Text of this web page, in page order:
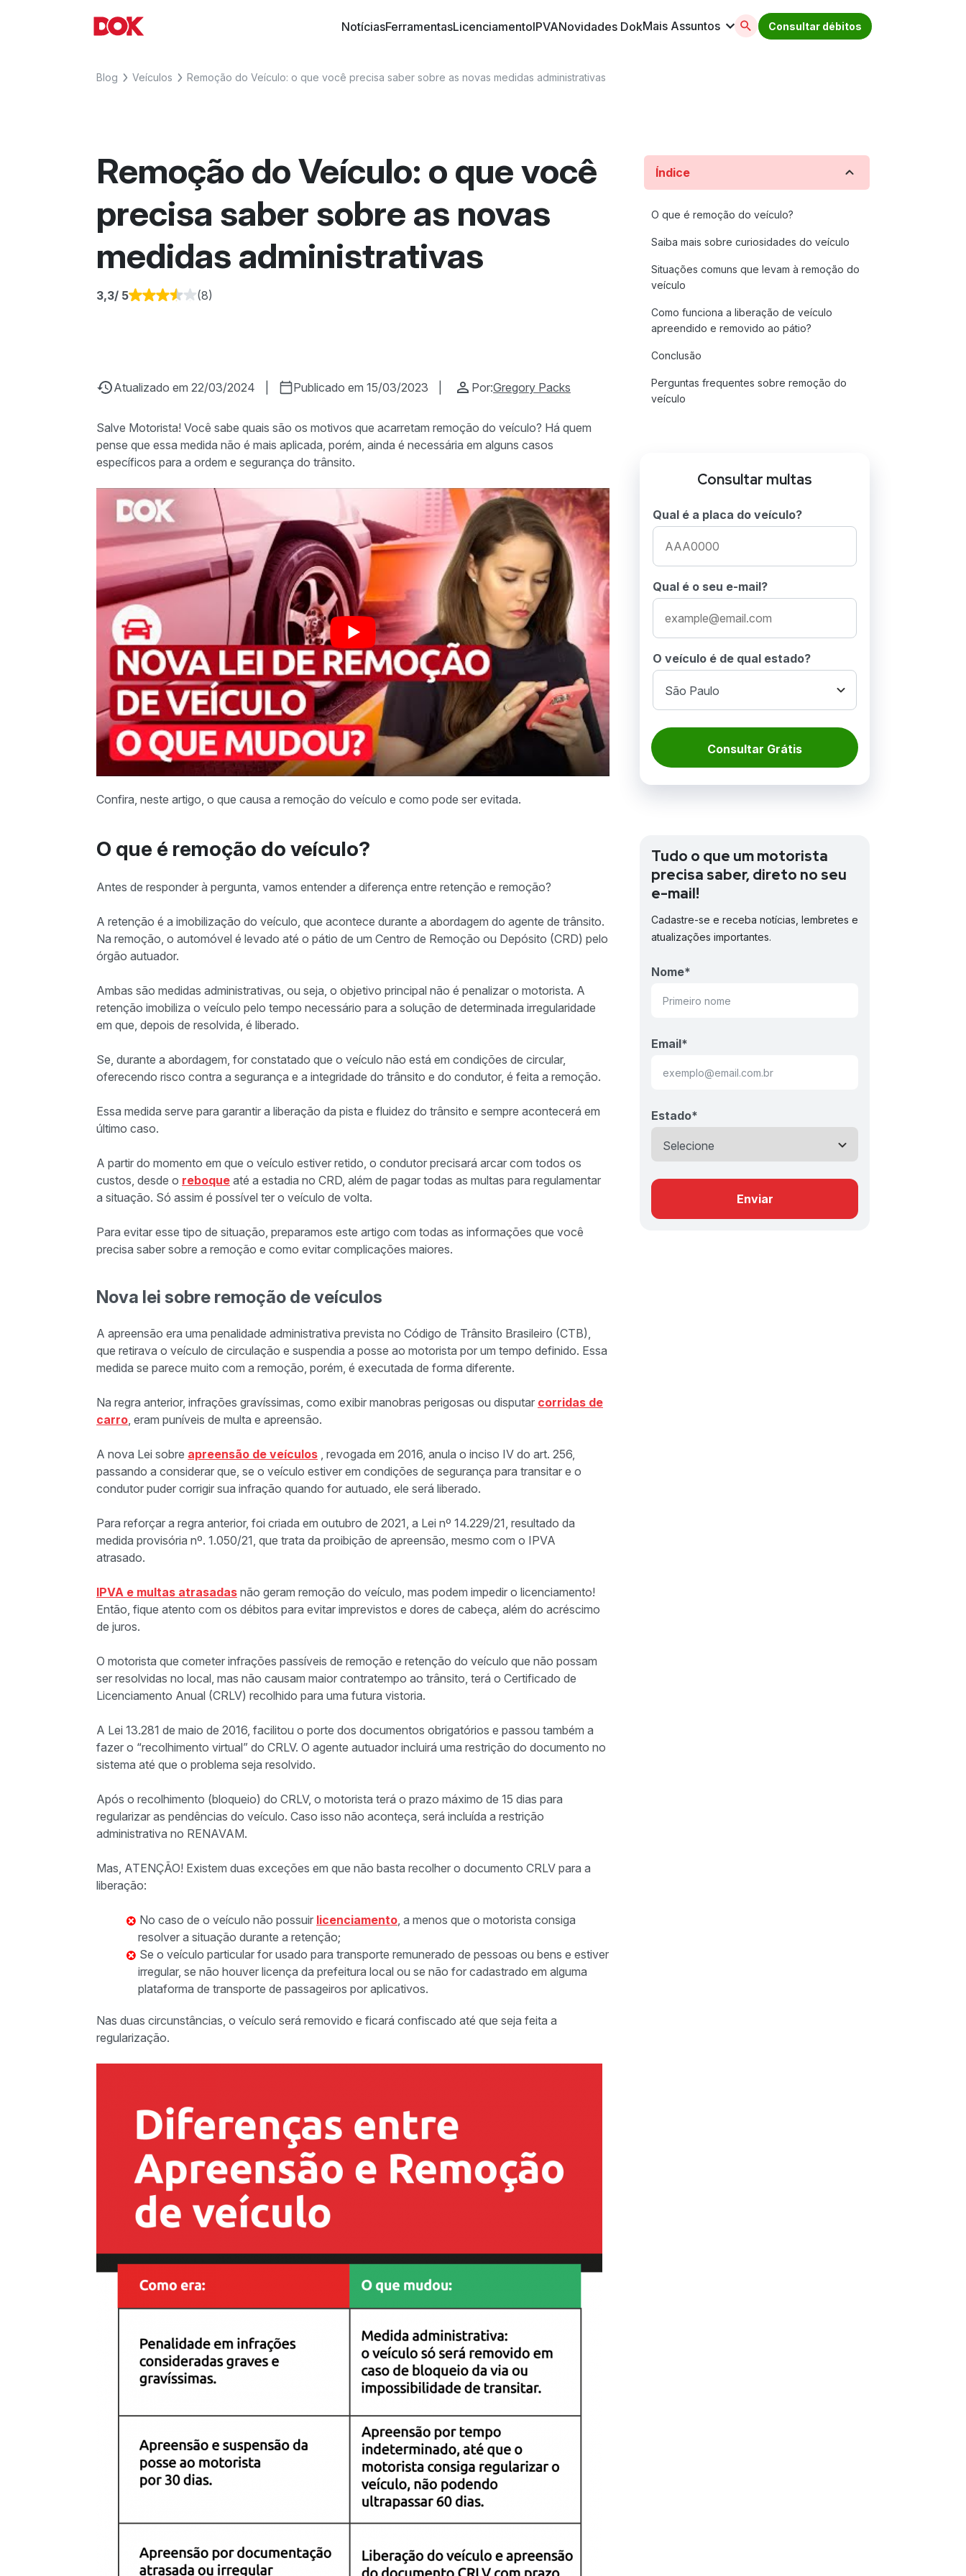
Acesse o Blog e conheça todos os nossos artigos | DOK Despachante
Fique por dentro de artigos sobre o trânsito brasileiro! Conheça informações sobre licenciamento, ipva, multas e muito mais. Acesse
NotíciasFerramentasLicenciamentoIPVANovidades DokMais Assuntos Consultar débitos
Blog Veículos Remoção do Veículo: o que você precisa saber sobre as novas medidas administrativas
Remoção do Veículo: o que você
precisa saber sobre as novas
medidas administrativas
3,3/ 5 (8)
Atualizado em 22/03/2024 Publicado em 15/03/2023 Por:Gregory Packs
Salve Motorista! Você sabe quais são os motivos que acarretam remoção do veículo? Há quem
pense que essa medida não é mais aplicada, porém, ainda é necessária em alguns casos
específicos para a ordem e segurança do trânsito.
Confira, neste artigo, o que causa a remoção do veículo e como pode ser evitada.
O que é remoção do veículo?
Antes de responder à pergunta, vamos entender a diferença entre retenção e remoção?
A retenção é a imobilização do veículo, que acontece durante a abordagem do agente de trânsito.
Na remoção, o automóvel é levado até o pátio de um Centro de Remoção ou Depósito (CRD) pelo
órgão autuador.
Ambas são medidas administrativas, ou seja, o objetivo principal não é penalizar o motorista. A
retenção imobiliza o veículo pelo tempo necessário para a solução de determinada irregularidade
em que, depois de resolvida, é liberado.
Se, durante a abordagem, for constatado que o veículo não está em condições de circular,
oferecendo risco contra a segurança e a integridade do trânsito e do condutor, é feita a remoção.
Essa medida serve para garantir a liberação da pista e fluidez do trânsito e sempre acontecerá em
último caso.
A partir do momento em que o veículo estiver retido, o condutor precisará arcar com todos os
custos, desde o reboque até a estadia no CRD, além de pagar todas as multas para regulamentar
a situação. Só assim é possível ter o veículo de volta.
Para evitar esse tipo de situação, preparamos este artigo com todas as informações que você
precisa saber sobre a remoção e como evitar complicações maiores.
Nova lei sobre remoção de veículos
A apreensão era uma penalidade administrativa prevista no Código de Trânsito Brasileiro (CTB),
que retirava o veículo de circulação e suspendia a posse ao motorista por um tempo definido. Essa
medida se parece muito com a remoção, porém, é executada de forma diferente.
Na regra anterior, infrações gravíssimas, como exibir manobras perigosas ou disputar corridas de
carro, eram puníveis de multa e apreensão.
A nova Lei sobre apreensão de veículos , revogada em 2016, anula o inciso IV do art. 256,
passando a considerar que, se o veículo estiver em condições de segurança para transitar e o
condutor puder corrigir sua infração quando for autuado, ele será liberado.
Para reforçar a regra anterior, foi criada em outubro de 2021, a Lei nº 14.229/21, resultado da
medida provisória nº. 1.050/21, que trata da proibição de apreensão, mesmo com o IPVA
atrasado.
IPVA e multas atrasadas não geram remoção do veículo, mas podem impedir o licenciamento!
Então, fique atento com os débitos para evitar imprevistos e dores de cabeça, além do acréscimo
de juros.
O motorista que cometer infrações passíveis de remoção e retenção do veículo que não possam
ser resolvidas no local, mas não causam maior contratempo ao trânsito, terá o Certificado de
Licenciamento Anual (CRLV) recolhido para uma futura vistoria.
A Lei 13.281 de maio de 2016, facilitou o porte dos documentos obrigatórios e passou também a
fazer o “recolhimento virtual” do CRLV. O agente autuador incluirá uma restrição do documento no
sistema até que o problema seja resolvido.
Após o recolhimento (bloqueio) do CRLV, o motorista terá o prazo máximo de 15 dias para
regularizar as pendências do veículo. Caso isso não aconteça, será incluída a restrição
administrativa no RENAVAM.
Mas, ATENÇÃO! Existem duas exceções em que não basta recolher o documento CRLV para a
liberação:
No caso de o veículo não possuir licenciamento, a menos que o motorista consiga
resolver a situação durante a retenção;
Se o veículo particular for usado para transporte remunerado de pessoas ou bens e estiver
irregular, se não houver licença da prefeitura local ou se não for cadastrado em alguma
plataforma de transporte de passageiros por aplicativos.
Nas duas circunstâncias, o veículo será removido e ficará confiscado até que seja feita a
regularização.
Índice
O que é remoção do veículo?
Saiba mais sobre curiosidades do veículo
Situações comuns que levam à remoção do
veículo
Como funciona a liberação de veículo
apreendido e removido ao pátio?
Conclusão
Perguntas frequentes sobre remoção do
veículo
Consultar multas
Qual é a placa do veículo?
Qual é o seu e-mail?
O veículo é de qual estado?
Consultar Grátis
Tudo o que um motorista
precisa saber, direto no seu
e-mail!
Cadastre-se e receba notícias, lembretes e
atualizações importantes.
Nome*
Email*
Estado*
Enviar